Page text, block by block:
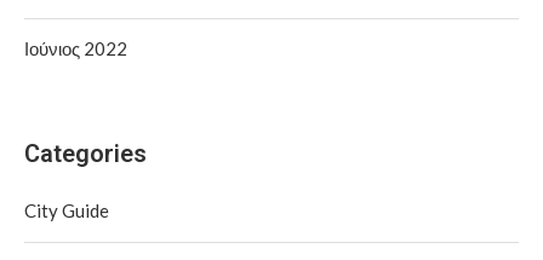
Ιούνιος 2022
Categories
City Guide